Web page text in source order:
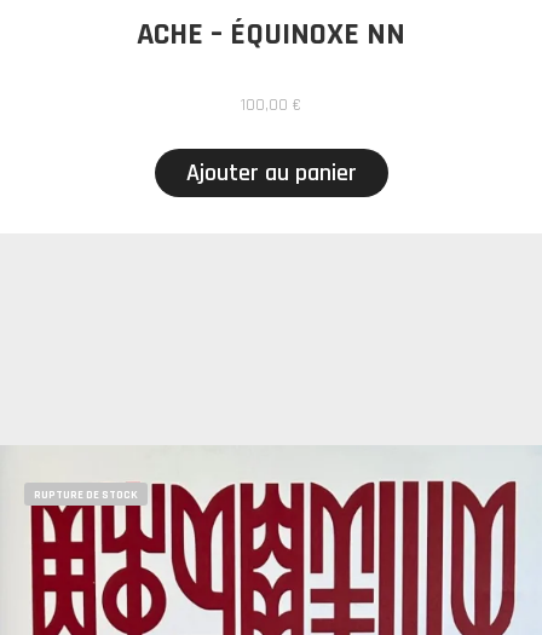
ACHE – ÉQUINOXE NN
100,00 €
Ajouter au panier
RUPTURE DE STOCK